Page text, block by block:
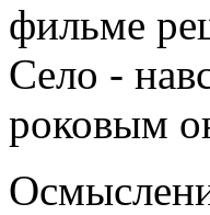
фильме
Село -
роковым